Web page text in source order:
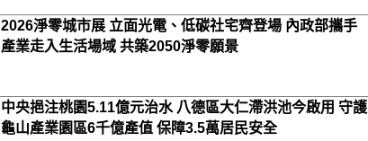
2026淨零城市展 立面光電、低碳社宅齊登場 內政部攜手
產業走入生活場域 共築2050淨零願景
中央挹注桃園5.11億元治水 八德區大仁滯洪池今啟用 守護
龜山產業園區6千億產值 保障3.5萬居民安全